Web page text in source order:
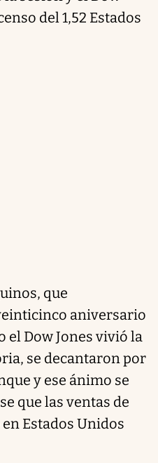
del 1,52 Estados
que
aniversario
el Dow Jones vivió la
se decantaron por
y ese ánimo se
que las ventas de
Estados Unidos